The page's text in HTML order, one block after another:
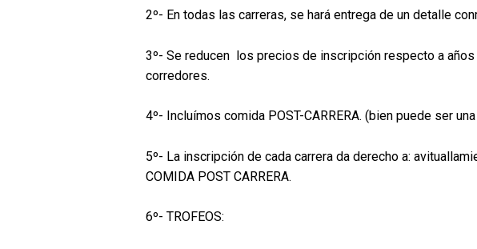
2º- En todas las carreras, se hará entrega de un detalle
3º- Se reducen los precios de inscripción respecto a
corredores.
4º- Incluímos comida POST-CARRERA. (bien puede ser
5º- La inscripción de cada carrera da derecho a:
COMIDA POST CARRERA.
6º- TROFEOS: